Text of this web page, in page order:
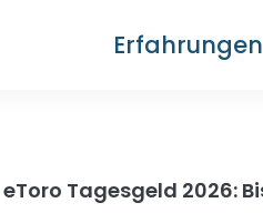
Erfahrungen